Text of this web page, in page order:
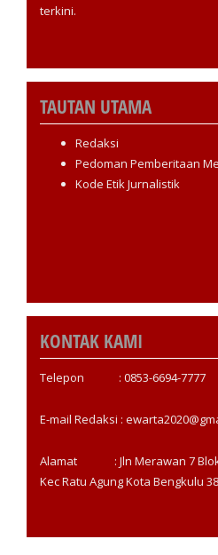
terkini.
TAUTAN UTAMA
Redaksi
Pedoman Pemberitaan
Kode Etik Jurnalistik
KONTAK KAMI
Telepon : 0853-6694-7777
E-mail Redaksi :
Alamat : Jln Merawan 7 Blok
Kec Ratu Agung Kota Bengkulu